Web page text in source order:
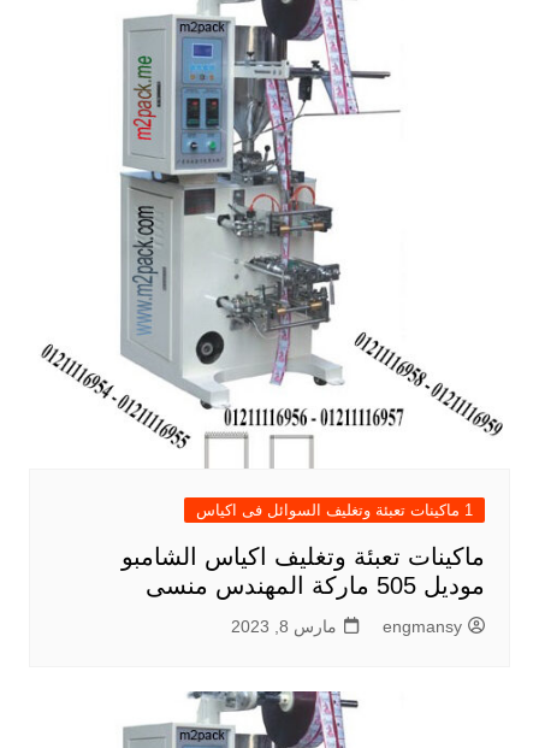
1 ماكينات تعبئة وتغليف السوائل فى اكياس
ماكينات تعبئة وتغليف اكياس الشامبو
موديل 505 ماركة المهندس منسى
engmansy مارس 8, 2023